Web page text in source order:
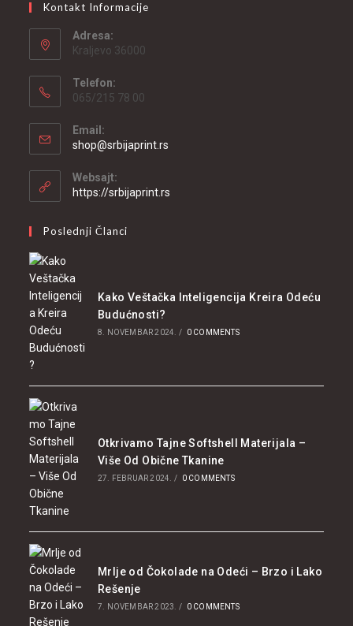
Kontakt Informacije
Adresa:
Kraljevo 36000
Telefon:
065/215 78 00
Email:
shop@srbijaprint.rs
Websajt:
https://srbijaprint.rs
Poslednji Članci
Kako Veštačka Inteligencija Kreira Odeću
Budućnosti?
8. NOVEMBAR 2024. / 0 COMMENTS
Otkrivamo Tajne Softshell Materijala –
Više Od Obične Tkanine
27. FEBRUAR 2024. / 0 COMMENTS
Mrlje od Čokolade na Odeći – Brzo i Lako
Rešenje
7. NOVEMBAR 2023. / 0 COMMENTS